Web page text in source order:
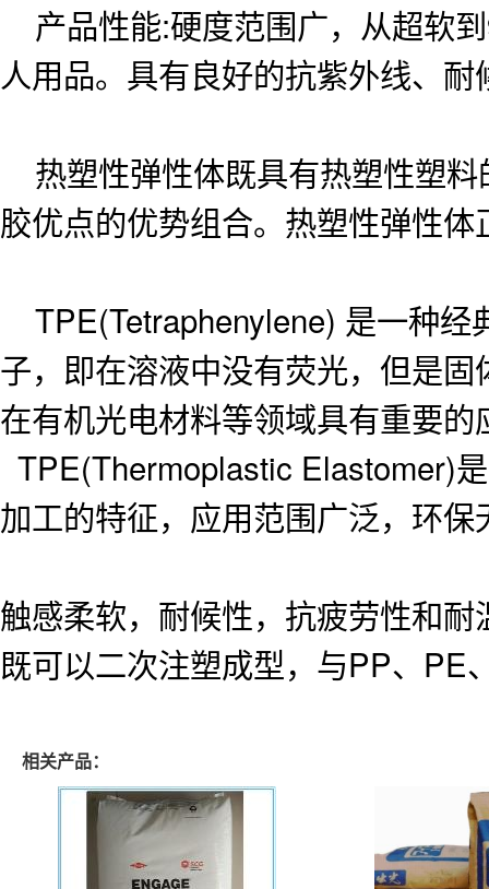
产品性能:硬度范围广，从超软
人用品。具有良好的抗紫外线、
热塑性弹性体既具有热塑性塑
胶优点的优势组合。热塑性弹性
TPE(Tetraphenylene) 是一种经
子，即在溶液中没有荧光，但是
在有机光电材料等领域具有重要
TPE(Thermoplastic Elastomer)
加工的特征，应用范围广泛，环
触感柔软，耐候性，抗疲劳性和
既可以二次注塑成型，与PP、PE
相关产品：